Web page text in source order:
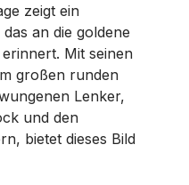
zeigt ein
an die goldene
Mit seinen
großen runden
Lenker,
und den
bietet dieses Bild